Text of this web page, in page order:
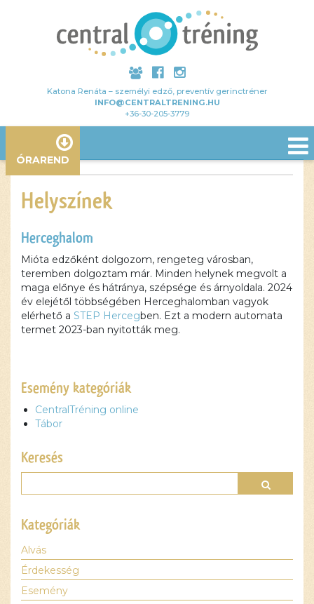
Katona Renáta – személyi edző, preventív gerinctréner
INFO@CENTRALTRENING.HU
+36-30-205-3779
ÓRAREND
Helyszínek
Herceghalom
Mióta edzőként dolgozom, rengeteg városban,
teremben dolgoztam már. Minden helynek megvolt a
maga előnye és hátránya, szépsége és árnyoldala. 2024
év elejétől többségében Herceghalomban vagyok
elérhető a STEP Hercegben. Ezt a modern automata
termet 2023-ban nyitották meg.
Esemény kategóriák
CentralTréning online
Tábor
Keresés
Kategóriák
Alvás
Érdekesség
Esemény